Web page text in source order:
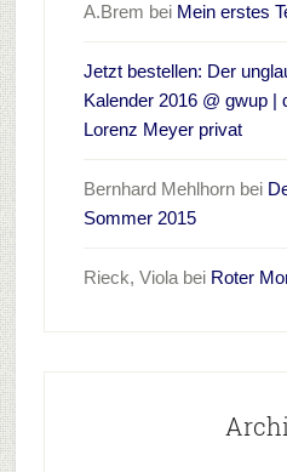
A.Brem bei Mein erstes
Jetzt bestellen: Der
Kalender 2016 @ gwup |
Lorenz Meyer privat
Bernhard Mehlhornbei
Sommer 2015
Rieck, Violabei Roter